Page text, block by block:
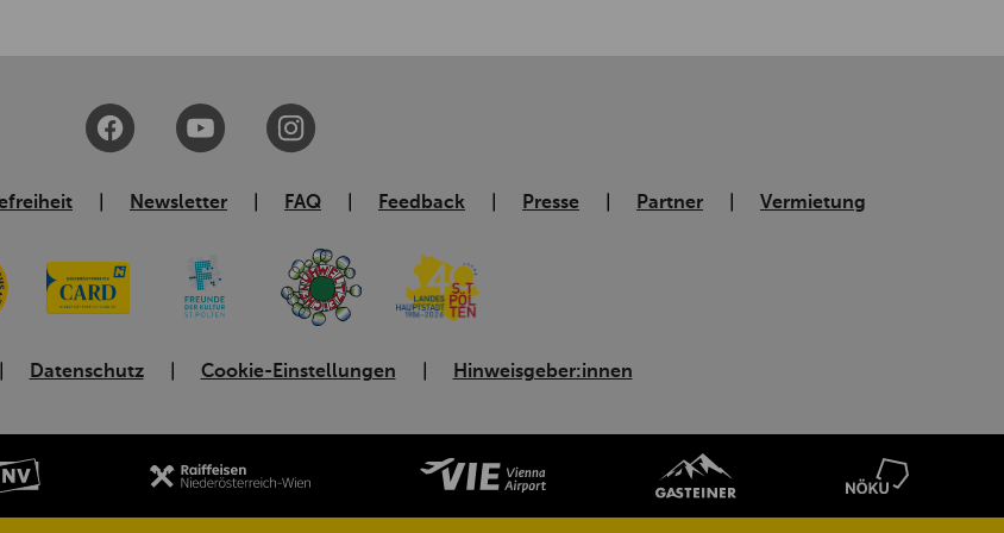
Newsletter FAQ Feedback Presse Partner Vermietung
Datenschutz Cookie-Einstellungen Hinweisgeber:innen